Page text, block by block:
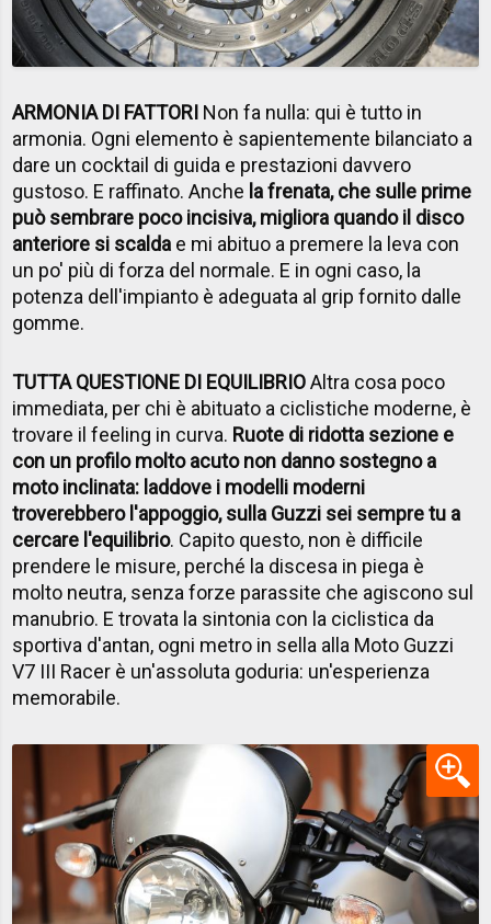
ARMONIA DI FATTORI Non fa nulla: qui è tutto in
armonia. Ogni elemento è sapientemente bilanciato a
dare un cocktail di guida e prestazioni davvero
gustoso. E raffinato. Anche la frenata, che sulle prime
può sembrare poco incisiva, migliora quando il disco
anteriore si scalda e mi abituo a premere la leva con
un po' più di forza del normale. E in ogni caso, la
potenza dell'impianto è adeguata al grip fornito dalle
gomme.
TUTTA QUESTIONE DI EQUILIBRIOAltra cosa poco
immediata, per chi è abituato a ciclistiche moderne, è
trovare il feeling in curva. Ruote di ridotta sezione e
con un profilo molto acuto non danno sostegno a
moto inclinata: laddove i modelli moderni
troverebbero l'appoggio, sulla Guzzi sei sempre tu a
cercare l'equilibrio. Capito questo, non è difficile
prendere le misure, perché la discesa in piega è
molto neutra, senza forze parassite che agiscono sul
manubrio. E trovata la sintonia con la ciclistica da
sportiva d'antan, ogni metro in sella alla Moto Guzzi
V7 III Racer è un'assoluta goduria: un'esperienza
memorabile.